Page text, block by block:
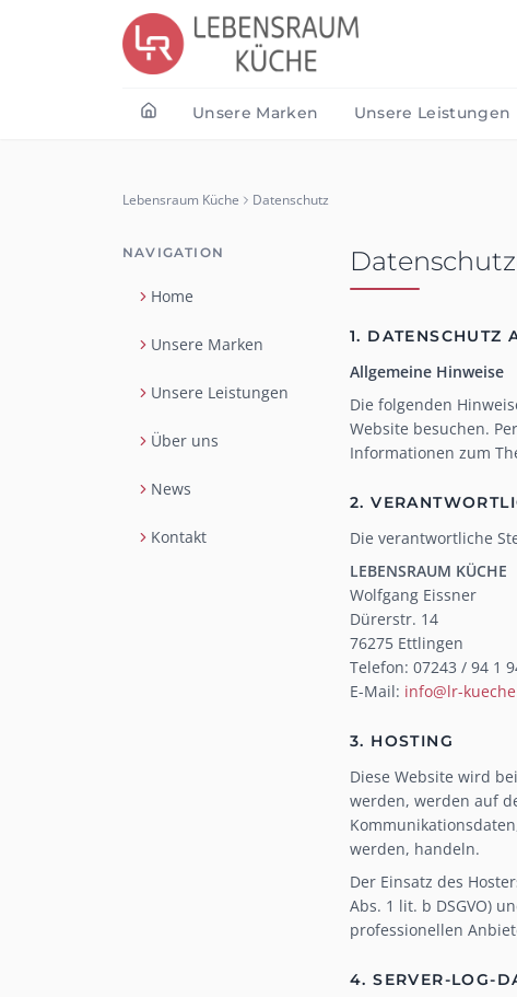
Unsere Marken Unsere Leistungen
Lebensraum Küche Datenschutz
NAVIGATION
Home
Unsere Marken
Unsere Leistungen
Über uns
News
Kontakt
1. DATENSCHUTZ
Allgemeine Hinweise
Die folgenden
Website besuchen.
Informationen zum
2.
Die verantwortliche
LEBENSRAUM KÜCHE
Wolfgang Eissner
Dürerstr. 14
76275 Ettlingen
Telefon: 07243 / 94 1
E-Mail: info@lr-
3. HOSTING
Diese Website wird
werden, werden auf
werden, handeln.
Der Einsatz des
Abs. 1 lit. b DSGVO)
professionellen
4. SERVER-LOG-